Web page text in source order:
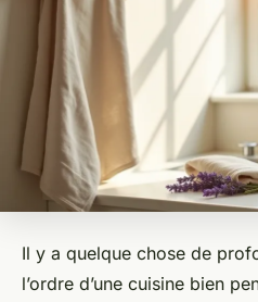
Il y a quelque chose de
l’ordre d’une cuisine bien